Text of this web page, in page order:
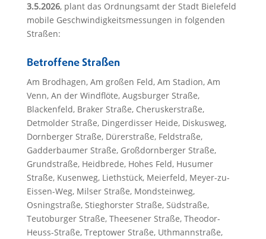
3.5.2026, plant das Ordnungsamt der Stadt Bielefeld
mobile Geschwindigkeitsmessungen in folgenden
Straßen:
Betroffene Straßen
Am Brodhagen, Am großen Feld, Am Stadion, Am
Venn, An der Windflöte, Augsburger Straße,
Blackenfeld, Braker Straße, Cheruskerstraße,
Detmolder Straße, Dingerdisser Heide, Diskusweg,
Dornberger Straße, Dürerstraße, Feldstraße,
Gadderbaumer Straße, Großdornberger Straße,
Grundstraße, Heidbrede, Hohes Feld, Husumer
Straße, Kusenweg, Liethstück, Meierfeld, Meyer-zu-
Eissen-Weg, Milser Straße, Mondsteinweg,
Osningstraße, Stieghorster Straße, Südstraße,
Teutoburger Straße, Theesener Straße, Theodor-
Heuss-Straße, Treptower Straße, Uthmannstraße,